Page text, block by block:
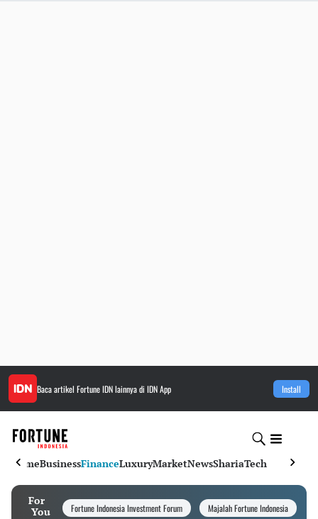
Baca artikel Fortune IDNlainnya di IDN App Install
HomeBusinessFinanceLuxuryMarketNewsShariaTech
For
You
Fortune Indonesia Investment Forum Majalah Fortune Indonesia